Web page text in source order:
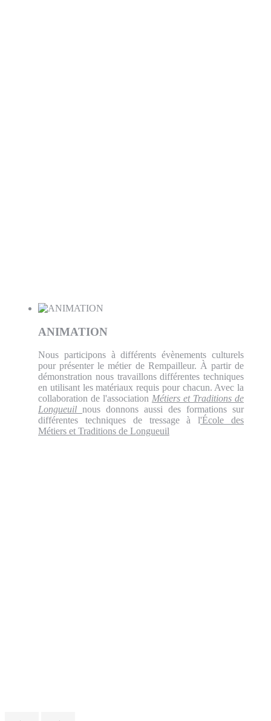
ANIMATION
Nous participons à différents évènements culturels
pour présenter le métier de Rempailleur. À partir de
démonstration nous travaillons différentes techniques
en utilisant les matériaux requis pour chacun. Avec la
collaboration de l'association Métiers et Traditions de
Longueuil nous donnons aussi des formations sur
différentes techniques de tressage à l'École des
Métiers et Traditions de Longueuil